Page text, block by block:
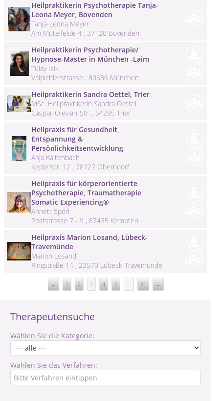
Therapeutensuche
Wählen Sie die Kategorie:
Wählen Sie das Verfahren:
Heilpraktikerin Psychotherapie Tanja-
Leona Meyer, Bovenden
Tanja-Leona Meyer
Am Mittelfelde 4 , 37120 Bovenden
Heilpraktikerin Psychotherapie/
Hypnose-Master in München -Laim
Tülay Isik
Valpichlerstrasse , 80686 München
Heilpraktikerin Sandra Oettel, Trier
MSc. Heilpraktikerin Sandra Oettel
Caspar-Olevian-Str. , 54295 Trier
Heilpraxis für Gesundheit,
Entspannung &
Persönlichkeitsentwicklung
Anja Kaltenbach
Keplerstr. 12 , 78727 Oberndorf
Heilpraxis für körperorientierte
Psychotherapie, Traumatherapie
Somatic Experiencing®
Annett Spörl
Poststrasse 7 - 9 , 87435 Kempten
Heilpraxis Marion Losand, Lübeck-
Travemünde
Marion Losand
Ringstraße 14 , 23570 Lübeck-Travemünde
← 1 2 3 4 5 ... 31 →